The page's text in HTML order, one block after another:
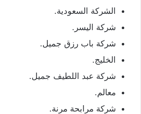
الشركة السعودية.
شركة اليسر.
شركة باب رزق جميل.
الخليج.
شركة عبد اللطيف جميل.
معالم.
شركة مرابحة مرنة.